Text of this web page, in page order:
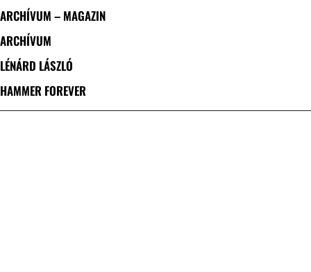
ARCHÍVUM – MAGAZIN
ARCHÍVUM
LÉNÁRD LÁSZLÓ
HAMMER FOREVER